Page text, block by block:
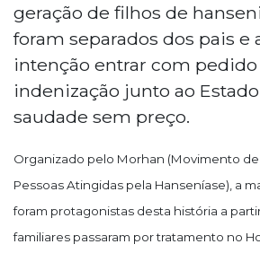
geração de filhos de
foram separados dos pais e
intenção entrar com pedido
indenização junto ao
saudade sem preço.
Organizado pelo Morhan (Movimento
Pessoas Atingidas pela Hanseníase), a
foram protagonistas desta história a
familiares passaram por tratamento no